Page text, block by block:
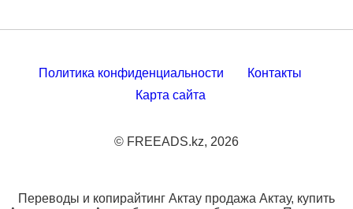
Политика конфиденциальности
Контакты
Карта сайта
© FREEADS.kz, 2026
Переводы и копирайтинг Актау продажа Актау, купить